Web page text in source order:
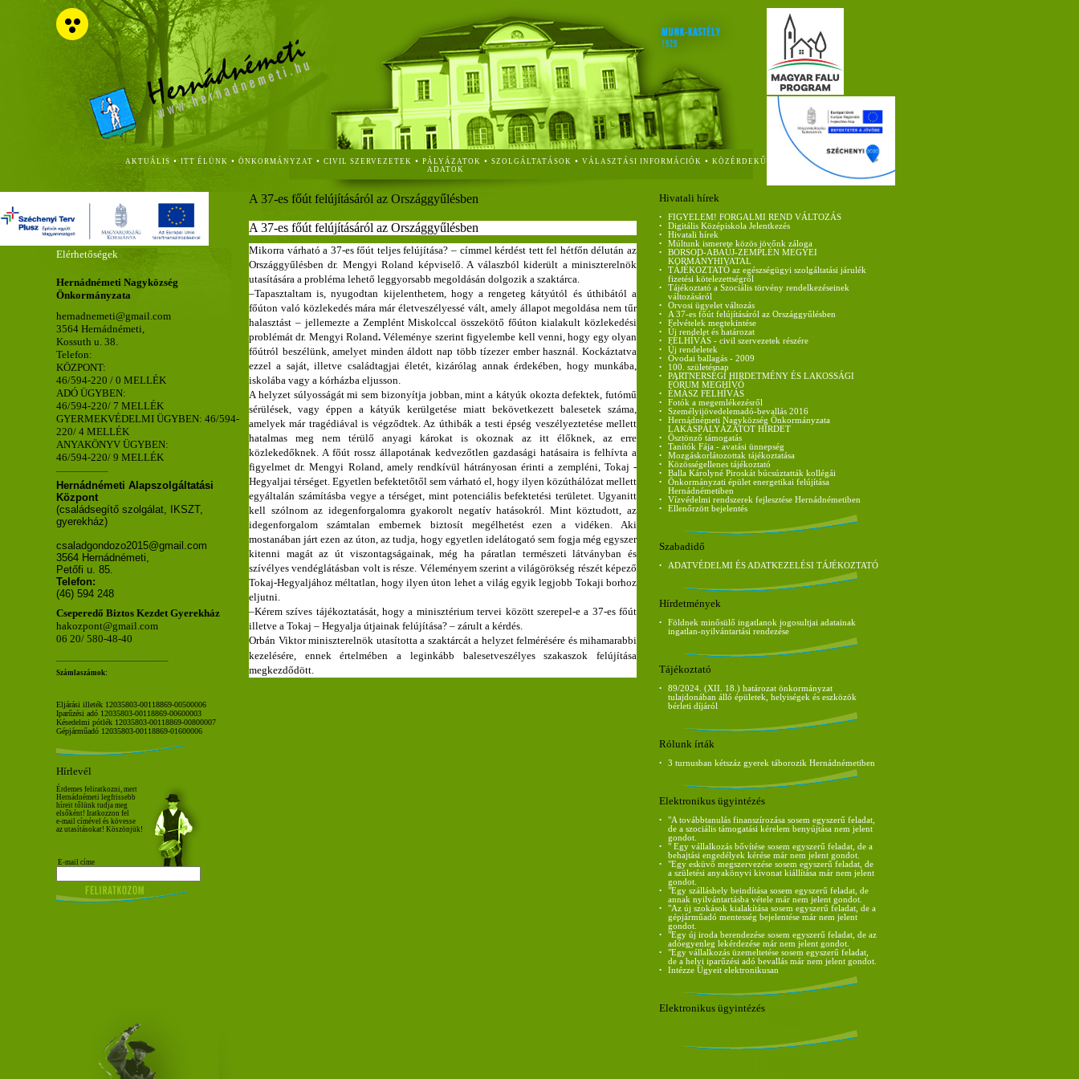
AKTUÁLIS • ITT ÉLÜNK • ÖNKORMÁNYZAT • CIVIL SZERVEZETEK • PÁLYÁZATOK • SZOLGÁLTATÁSOK • VÁLASZTÁSI INFORMÁCIÓK • KÖZÉRDEKŰ
ADATOK
Elérhetőségek
Hernádnémeti Nagyközség
Önkormányzata
hernadnemeti@gmail.com
3564 Hernádnémeti,
Kossuth u. 38.
Telefon:
KÖZPONT:
46/594-220 / 0 MELLÉK
ADÓ ÜGYBEN:
46/594-220/ 7 MELLÉK
GYERMEKVÉDELMI ÜGYBEN: 46/594-
220/ 4 MELLÉK
ANYAKÖNYV ÜGYBEN:
46/594-220/ 9 MELLÉK
Hernádnémeti Alapszolgáltatási
Központ
(családsegítő szolgálat, IKSZT,
gyerekház)
csaladgondozo2015@gmail.com
3564 Hernádnémeti,
Petőfi u. 85.
Telefon:
(46) 594 248
Cseperedő Biztos Kezdet Gyerekház
hakozpont@gmail.com
06 20/ 580-48-40
Számlaszámok:
Eljárási illeték 12035803-00118869-00500006
Iparűzési adó 12035803-00118869-00600003
Késedelmi pótlék 12035803-00118869-00800007
Gépjárműadó 12035803-00118869-01600006
Hírlevél
Érdemes feliratkozni, mert
Hernádnémeti legfrissebb
híreit tőlünk tudja meg
elsőként! Iratkozzon fel
e-mail címével és kövesse
az utasításokat! Köszönjük!
E-mail címe
A 37-es főút felújításáról az Országgyűlésben
A 37-es főút felújításáról az Országgyűlésben
Mikorra várható a 37-es főút teljes felújítása? – címmel kérdést tett fel hétfőn délután az
Országgyűlésben dr. Mengyi Roland képviselő. A válaszból kiderült a miniszterelnök
utasítására a probléma lehető leggyorsabb megoldásán dolgozik a szaktárca.
–Tapasztaltam is, nyugodtan kijelenthetem, hogy a rengeteg kátyútól és úthibától a
főúton való közlekedés mára már életveszélyessé vált, amely állapot megoldása nem tűr
halasztást – jellemezte a Zemplént Miskolccal összekötő főúton kialakult közlekedési
problémátdr. Mengyi Roland. Véleménye szerint figyelembe kell venni, hogy egy olyan
főútról beszélünk, amelyet minden áldott nap több tízezer ember használ. Kockáztatva
ezzel a saját, illetve családtagjai életét, kizárólag annak érdekében, hogy munkába,
iskolába vagy a kórházba eljusson.
A helyzet súlyosságát mi sem bizonyítja jobban, mint a kátyúk okozta defektek, futómű
sérülések, vagy éppen a kátyúk kerülgetése miatt bekövetkezett balesetek száma,
amelyek már tragédiával is végződtek. Az úthibák a testi épség veszélyeztetése mellett
hatalmas meg nem térülő anyagi károkat is okoznak az itt élőknek, az erre
közlekedőknek. A főút rossz állapotának kedvezőtlen gazdasági hatásaira is felhívta a
figyelmet dr. Mengyi Roland, amely rendkívül hátrányosan érinti a zempléni, Tokaj -
Hegyaljai térséget. Egyetlen befektetőtől sem várható el, hogy ilyen közúthálózat mellett
egyáltalán számításba vegye a térséget, mint potenciális befektetési területet. Ugyanitt
kell szólnom az idegenforgalomra gyakorolt negatív hatásokról. Mint köztudott, az
idegenforgalom számtalan embernek biztosít megélhetést ezen a vidéken. Aki
mostanában járt ezen az úton, az tudja, hogy egyetlen idelátogató sem fogja még egyszer
kitenni magát az út viszontagságainak, még ha páratlan természeti látványban és
szívélyes vendéglátásban volt is része. Véleményem szerint a világörökség részét képező
Tokaj-Hegyaljához méltatlan, hogy ilyen úton lehet a világ egyik legjobb Tokaji borhoz
eljutni.
–Kérem szíves tájékoztatását, hogy a minisztérium tervei között szerepel-e a 37-es főút
illetve a Tokaj – Hegyalja útjainak felújítása? – zárult a kérdés.
Orbán Viktor miniszterelnök utasította a szaktárcát a helyzet felmérésére és mihamarabbi
kezelésére, ennek értelmében a leginkább balesetveszélyes szakaszok felújítása
megkezdődött.
Hivatali hírek
• FIGYELEM! FORGALMI REND VÁLTOZÁS
• Digitális Középiskola Jelentkezés
• Hivatali hírek
• Múltunk ismerete közös jövőnk záloga
•
BORSOD-ABAÚJ-ZEMPLÉN MEGYEI
KORMÁNYHIVATAL
•
TÁJÉKOZTATÓ az egészségügyi szolgáltatási járulék
fizetési kötelezettségről
•
Tájékoztató a Szociális törvény rendelkezéseinek
változásáról
• Orvosi ügyelet változás
• A 37-es főút felújításáról az Országgyűlésben
• Felvételek megtekintése
• Új rendelet és határozat
• FELHÍVÁS - civil szervezetek részére
• Új rendeletek
• Óvodai ballagás - 2009
• 100. születésnap
•
PARTNERSÉGI HIRDETMÉNY ÉS LAKOSSÁGI
FÓRUM MEGHÍVÓ
• ÉMÁSZ FELHÍVÁS
• Fotók a megemlékezésről
• Személyijövedelemadó-bevallás 2016
•
Hernádnémeti Nagyközség Önkormányzata
LAKÁSPÁLYÁZATOT HIRDET
• Ösztönző támogatás
• Tanítók Fája - avatási ünnepség
• Mozgáskorlátozottak tájékoztatása
• Közösségellenes tájékoztató
• Balla Károlyné Piroskát búcsúztatták kollégái
•
Önkormányzati épület energetikai felújítása
Hernádnémetiben
• Vízvédelmi rendszerek fejlesztése Hernádnémetiben
• Ellenőrzött bejelentés
Szabadidő
• ADATVÉDELMI ÉS ADATKEZELÉSI TÁJÉKOZTATÓ
Hírdetmények
•
Földnek minősülő ingatlanok jogosultjai adatainak
ingatlan-nyilvántartási rendezése
Tájékoztató
•
89/2024. (XII. 18.) határozat önkormányzat
tulajdonában álló épületek, helyiségek és eszközök
bérleti díjáról
Rólunk írták
• 3 turnusban kétszáz gyerek táborozik Hernádnémetiben
Elektronikus ügyintézés
•
"A továbbtanulás finanszírozása sosem egyszerű feladat,
de a szociális támogatási kérelem benyújtása nem jelent
gondot.
•
" Egy vállalkozás bővítése sosem egyszerű feladat, de a
behajtási engedélyek kérése már nem jelent gondot.
•
"Egy esküvő megszervezése sosem egyszerű feladat, de
a születési anyakönyvi kivonat kiállítása már nem jelent
gondot.
•
"Egy szálláshely beindítása sosem egyszerű feladat, de
annak nyilvántartásba vétele már nem jelent gondot.
•
"Az új szokások kialakítása sosem egyszerű feladat, de a
gépjárműadó mentesség bejelentése már nem jelent
gondot.
•
"Egy új iroda berendezése sosem egyszerű feladat, de az
adóegyenleg lekérdezése már nem jelent gondot.
•
"Egy vállalkozás üzemeltetése sosem egyszerű feladat,
de a helyi iparűzési adó bevallás már nem jelent gondot.
• Intézze Ügyeit elektronikusan
Elektronikus ügyintézés